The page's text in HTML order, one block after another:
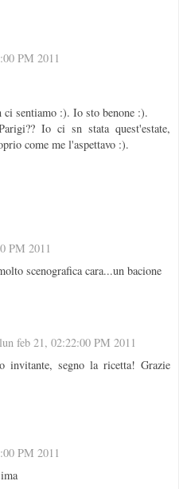
PM 2011
ci sentiamo :). Io sto benone :).
Io ci sn stata quest'estate,
come me l'aspettavo :).
PM 2011
scenografica cara...un bacione
lun feb 21, 02:22:00 PM 2011
invitante, segno la ricetta! Grazie
PM 2011